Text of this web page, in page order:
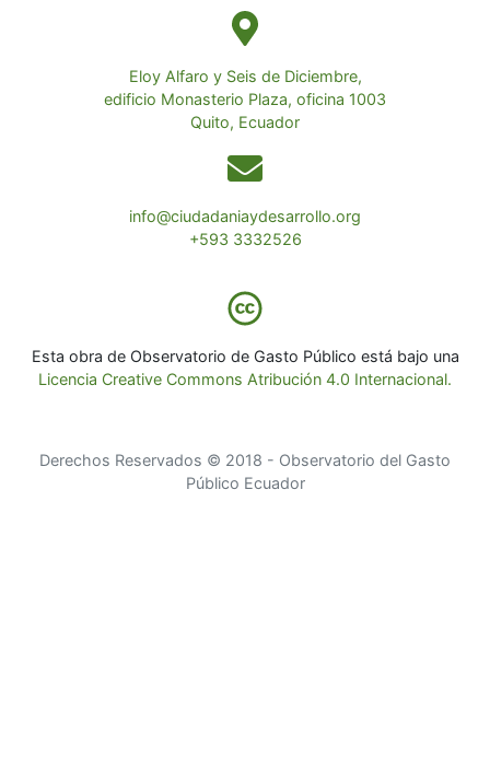
Eloy Alfaro y Seis de Diciembre,
edificio Monasterio Plaza, oficina 1003
Quito, Ecuador
info@ciudadaniaydesarrollo.org
+593 3332526
Esta obra de Observatorio de Gasto Público está bajo una
Licencia Creative Commons Atribución 4.0 Internacional.
Derechos Reservados © 2018 - Observatorio del Gasto
Público Ecuador